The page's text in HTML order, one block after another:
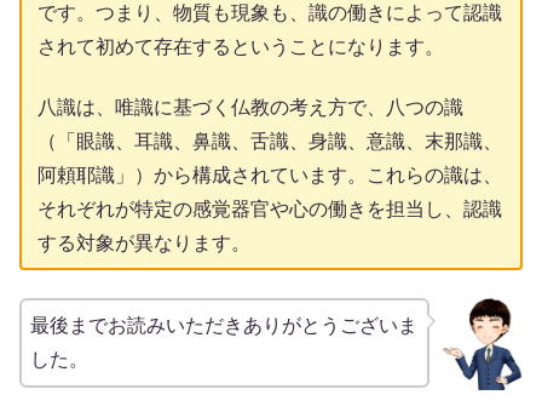
です。つまり、物質も現象も、識の働きによって認識
されて初めて存在するということになります。
八識は、唯識に基づく仏教の考え方で、八つの識
（「眼識、耳識、鼻識、舌識、身識、意識、末那識、
阿頼耶識」）から構成されています。これらの識は、
それぞれが特定の感覚器官や心の働きを担当し、認識
する対象が異なります。
最後までお読みいただきありがとうございま
した。